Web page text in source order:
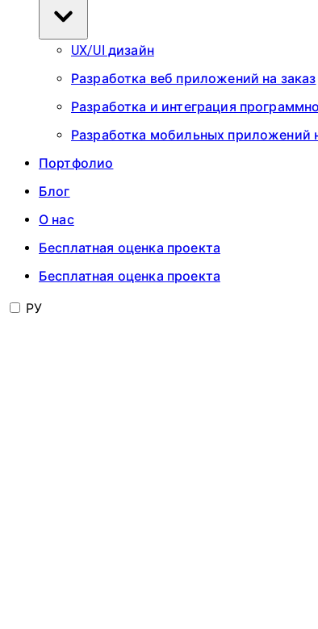
UX/UI дизайн
Разработка веб приложений на заказ
Разработка и интеграция
Разработка мобильных приложений
Портфолио
Блог
О нас
Бесплатная оценка проекта
Бесплатная оценка проекта
РУ